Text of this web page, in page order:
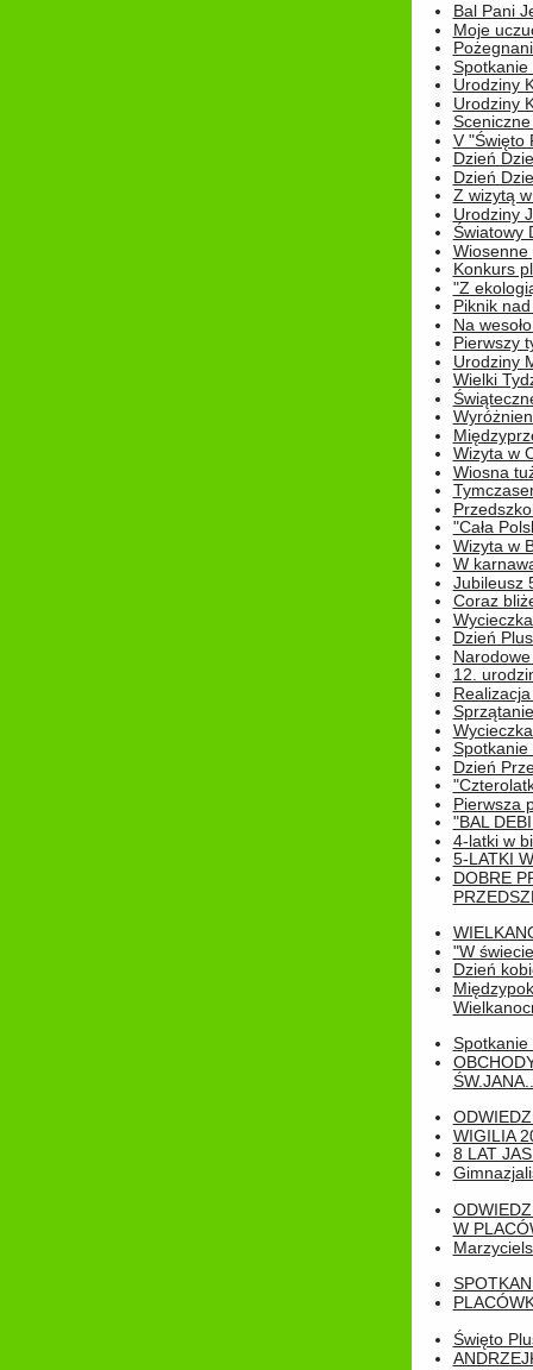
Bal Pani
Moje
Spotkanie
Urodziny
Urodziny
V "Święto
Dzień
Dzień
Z wizytą
Urodziny
Światowy
Wiosenne
Konkurs
"Z
Piknik
Na
Pierwszy
Urodziny
Wielki
Wizyta w
Wiosna
"Cała
Wizyta w
W
Jubileusz
Coraz
Dzień
12.
Spotkanie
Dzień
Pierwsza
"BAL
4-latki w
5-LATKI
DOBRE
"W
Dzień
Spotkanie
WIGILIA
8 LAT
W
Święto